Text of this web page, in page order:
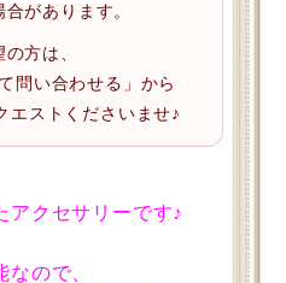
があります。
方は、
問い合わせる」から
エストくださいませ♪
アクセサリーです♪
ので、